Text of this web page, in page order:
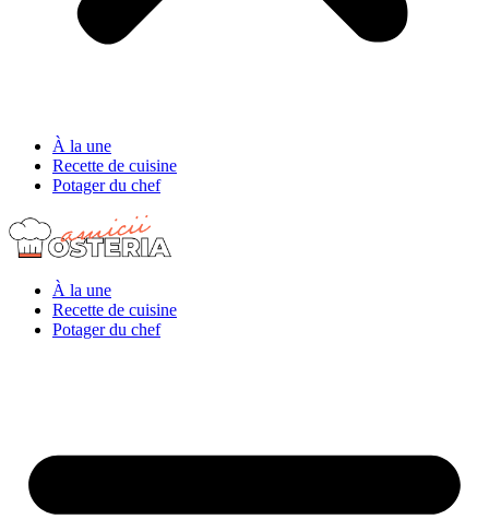
À la une
Recette de cuisine
Potager du chef
À la une
Recette de cuisine
Potager du chef